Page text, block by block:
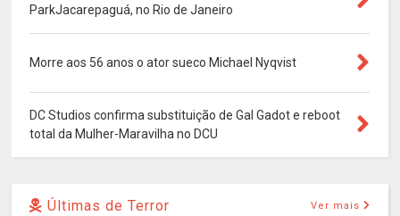
ParkJacarepaguá, no Rio de Janeiro
Morre aos 56 anos o ator sueco Michael Nyqvist
DC Studios confirma substituição de Gal Gadot e reboot
total da Mulher-Maravilha no DCU
Últimas de Terror Ver mais